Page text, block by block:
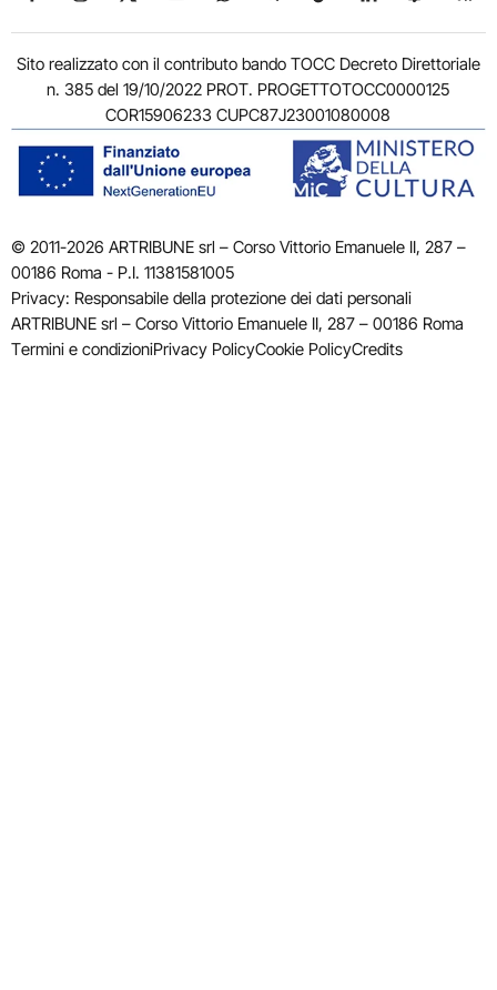
Sito realizzato con il contributo bando TOCC Decreto Direttoriale
n. 385 del 19/10/2022 PROT. PROGETTOTOCC0000125
COR15906233 CUPC87J23001080008
© 2011-2026 ARTRIBUNE srl – Corso Vittorio Emanuele II, 287 –
00186 Roma - P.I. 11381581005
Privacy: Responsabile della protezione dei dati personali
ARTRIBUNE srl – Corso Vittorio Emanuele II, 287 – 00186 Roma
Termini e condizioniPrivacy PolicyCookie PolicyCredits